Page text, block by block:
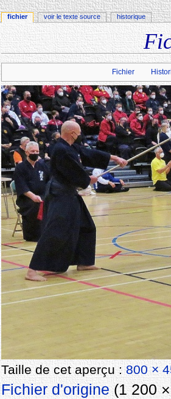
Aller à :navigation , rechercher
Fichier
Taille de cet aperçu :800 ×
Fichier d'origine‎(1 200
fichier voir le texte source historique